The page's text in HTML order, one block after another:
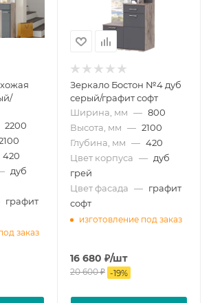
2200
420
дуб
графит
заказ
Зеркало Бостон №4 дуб
серый/графит софт
Ширина, мм — 800
Высота, мм — 2100
Глубина, мм — 420
Цвет корпуса — дуб
грей
Цвет фасада — графит
софт
изготовление под заказ
16 680 ₽/шт
20 600₽ -19%